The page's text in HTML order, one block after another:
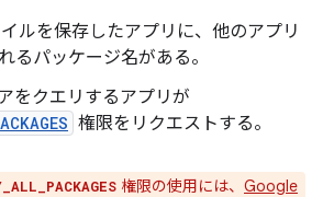
ルを保存したアプリに、他のアプリ
るパッケージ名がある。
をクエリするアプリが
権限をリクエストする。
権限の使用には、 Google